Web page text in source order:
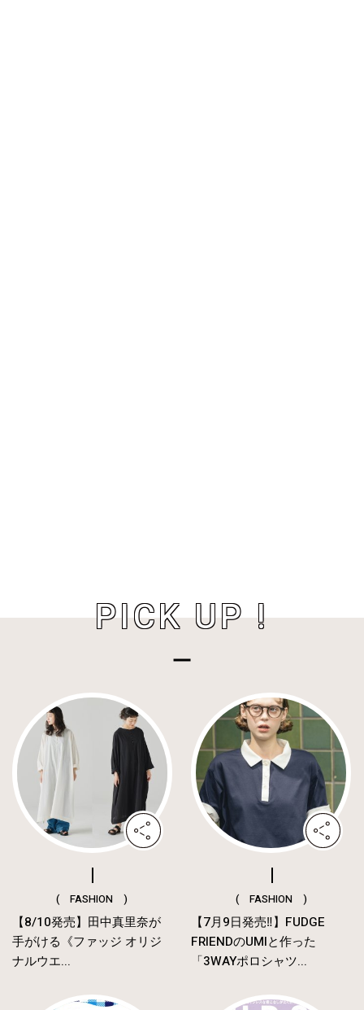
PICK UP !
( FASHION )
【8/10発売】田中真里奈が
手がける《ファッジ オリジ
ナルウエ...
( FASHION )
【7月9日発売‼︎】FUDGE
FRIENDのUMIと作った
「3WAYポロシャツ...